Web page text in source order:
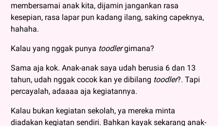
membersamai anak kita, dijamin jangankan rasa
kesepian, rasa lapar pun kadang ilang, saking capeknya,
hahaha.
Kalau yang nggak punya toodlergimana?
Sama aja kok. Anak-anak saya udah berusia 6 dan 13
tahun, udah nggak cocok kan ye dibilang toodler?. Tapi
percayalah, adaaaa aja kegiatannya.
Kalau bukan kegiatan sekolah, ya mereka minta
diadakan kegiatan sendiri. Bahkan kayak sekarang anak-